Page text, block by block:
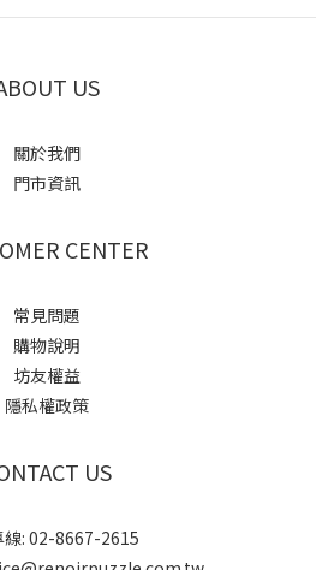
US
關於我們
門市資訊
CENTER
常見問題
購物說明
坊友權益
隱私權政策
US
線: 02-8667-2615